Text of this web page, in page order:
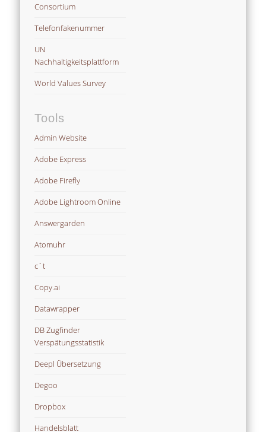
Consortium
Telefonfakenummer
UN
Nachhaltigkeitsplattform
World Values Survey
Tools
Admin Website
Adobe Express
Adobe Firefly
Adobe Lightroom Online
Answergarden
Atomuhr
c´t
Copy.ai
Datawrapper
DB Zugfinder
Verspätungsstatistik
Deepl Übersetzung
Degoo
Dropbox
Handelsblatt